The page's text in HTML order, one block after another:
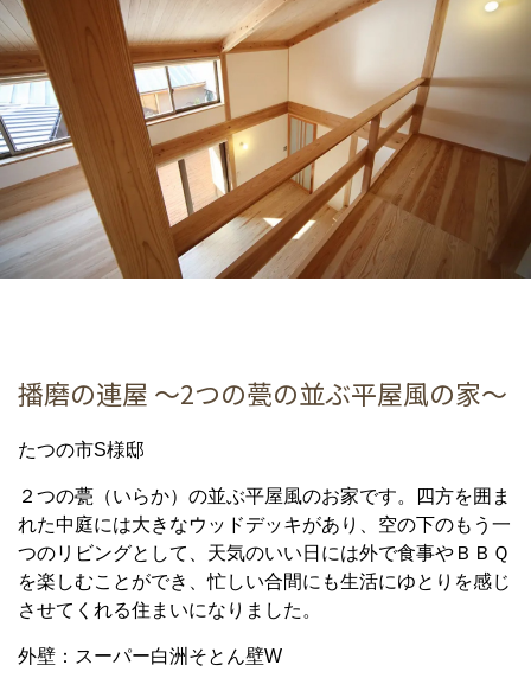
播磨の連屋 ～2つの甍の並ぶ平屋風の家～
たつの市S様邸
２つの甍（いらか）の並ぶ平屋風のお家です。四方を囲ま
れた中庭には大きなウッドデッキがあり、空の下のもう一
つのリビングとして、天気のいい日には外で食事やＢＢＱ
を楽しむことができ、忙しい合間にも生活にゆとりを感じ
させてくれる住まいになりました。
外壁：スーパー白洲そとん壁W